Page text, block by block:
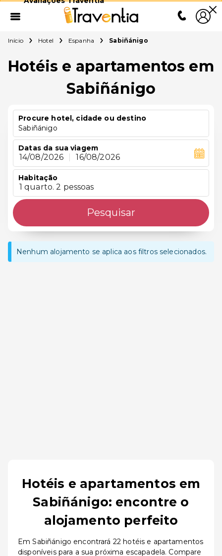
Início Hotel Espanha Sabiñánigo
Hotéis e apartamentos em
Sabiñánigo
Procure hotel, cidade ou destino
Sabiñánigo
Datas da sua viagem
14/08/2026 16/08/2026
Habitação
1 quarto. 2 pessoas
Pesquisar
Nenhum alojamento se aplica aos filtros selecionados.
Hotéis e apartamentos em
Sabiñánigo: encontre o
alojamento perfeito
Em Sabiñánigo encontrará 22 hotéis e apartamentos
disponíveis para a sua próxima escapadela. Compare